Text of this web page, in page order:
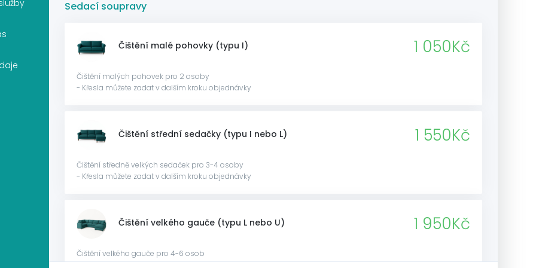
Sedací soupravy
Čištění malé pohovky (typu I) 1 050Kč
Čištění malých pohovek pro 2 osoby
- Křesla můžete zadat v dalším kroku objednávky
Čištění střední sedačky (typu I nebo L) 1 550Kč
Čištění středně velkých sedaček pro 3-4 osoby
- Křesla můžete zadat v dalším kroku objednávky
Čištění velkého gauče (typu L nebo U) 1 950Kč
Čištění velkého gauče pro 4-6 osob
- Křesla můžete zadat v dalším kroku objednávky